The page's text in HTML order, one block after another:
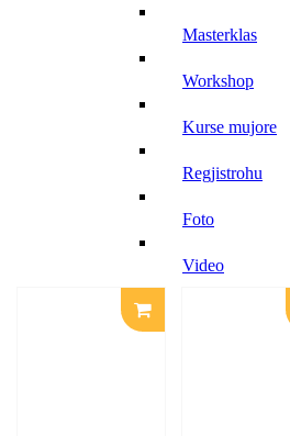
masterklas
workshop
kurse mujore
regjistrohu
foto
video